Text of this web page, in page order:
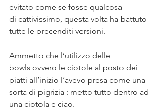
evitato come se fosse qualcosa
di cattivissimo, questa volta ha battuto
tutte le precenditi versioni. ⠀
Ammetto che l’utilizzo delle
bowls ovvero le ciotole al posto dei
piatti all’inizio l’avevo presa come una
sorta di pigrizia : metto tutto dentro ad
una ciotola e ciao. ⠀